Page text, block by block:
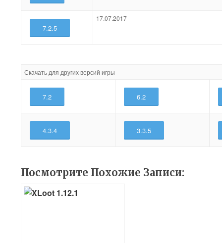
7.2.5
17.07.2017
Скачать для других версий игры
7.2 6.2
4.3.4 3.3.5
Посмотрите Похожие Записи: